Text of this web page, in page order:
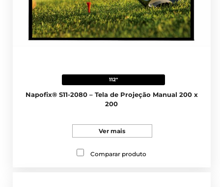
112"
Napofix® S11-2080 – Tela de Projeção Manual 200 x
200
Ver mais
Comparar produto